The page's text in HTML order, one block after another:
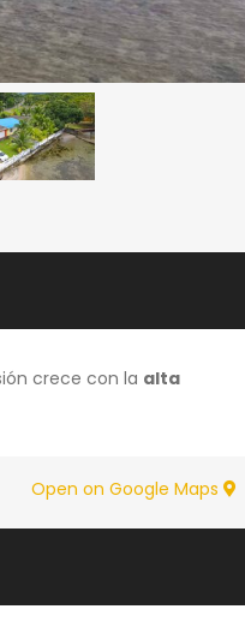
crece con la alta
Open on Google Maps